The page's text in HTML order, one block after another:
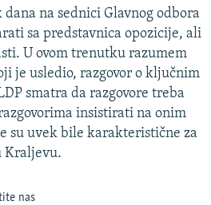
dana na sednici Glavnog odbora
sa predstavnica opozicije, ali
U ovom trenutku razumem
je usledio, razgovor o ključnim
smatra da razgovore treba
insistirati na onim
su uvek bile karakteristične za
Kraljevu.
nas